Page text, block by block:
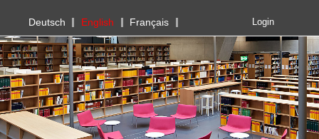
PHBern
Deutsch English Français Login